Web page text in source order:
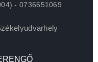
- 0736651069